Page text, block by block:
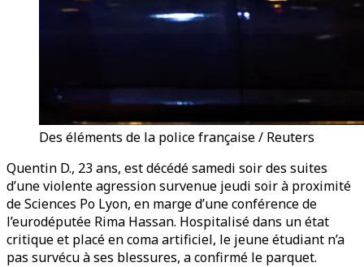
Des éléments de la police française / Reuters
Quentin D., 23 ans, est décédé samedi soir des suites
d’une violente agression survenue jeudi soir à proximité
de Sciences Po Lyon, en marge d’une conférence de
l’eurodéputée Rima Hassan. Hospitalisé dans un état
critique et placé en coma artificiel, le jeune étudiant n’a
pas survécu à ses blessures, a confirmé le parquet.